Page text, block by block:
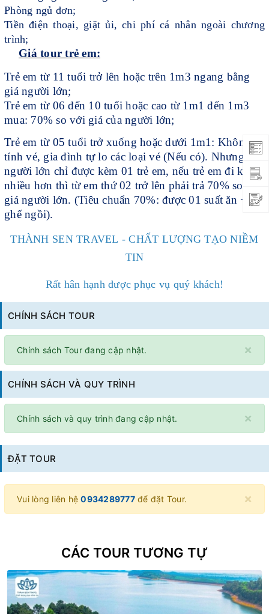
Phòng ngủ đơn;
Tiền điện thoại, giặt ủi, chi phí cá nhân ngoài chương
trình;
Giá tour trẻ em:
Trẻ em từ 11 tuổi trở lên hoặc trên 1m3 ngang bằng
giá người lớn;
Trẻ em từ 06 đến 10 tuổi hoặc cao từ 1m1 đến 1m3
mua: 70% so với giá của người lớn;
Trẻ em từ 05 tuổi trở xuống hoặc dưới 1m1: Không
tính vé, gia đình tự lo các loại vé (Nếu có). Nhưng 02
người lớn chỉ được kèm 01 trẻ em, nếu trẻ em đi kèm
nhiều hơn thì từ em thứ 02 trở lên phải trả 70% so với
giá người lớn. (Tiêu chuẩn 70%: được 01 suất ăn + 01
ghế ngồi).
THÀNH SEN TRAVEL - CHẤT LƯỢNG TẠO NIỀM
TIN
Rất hân hạnh được phục vụ quý khách!
CHÍNH SÁCH TOUR
×
Chính sách Tour đang cập nhật.
CHÍNH SÁCH VÀ QUY TRÌNH
×
Chính sách và quy trình đang cập nhật.
ĐẶT TOUR
×
Vui lòng liên hệ0934289777để đặt Tour.
CÁC TOUR TƯƠNG TỰ